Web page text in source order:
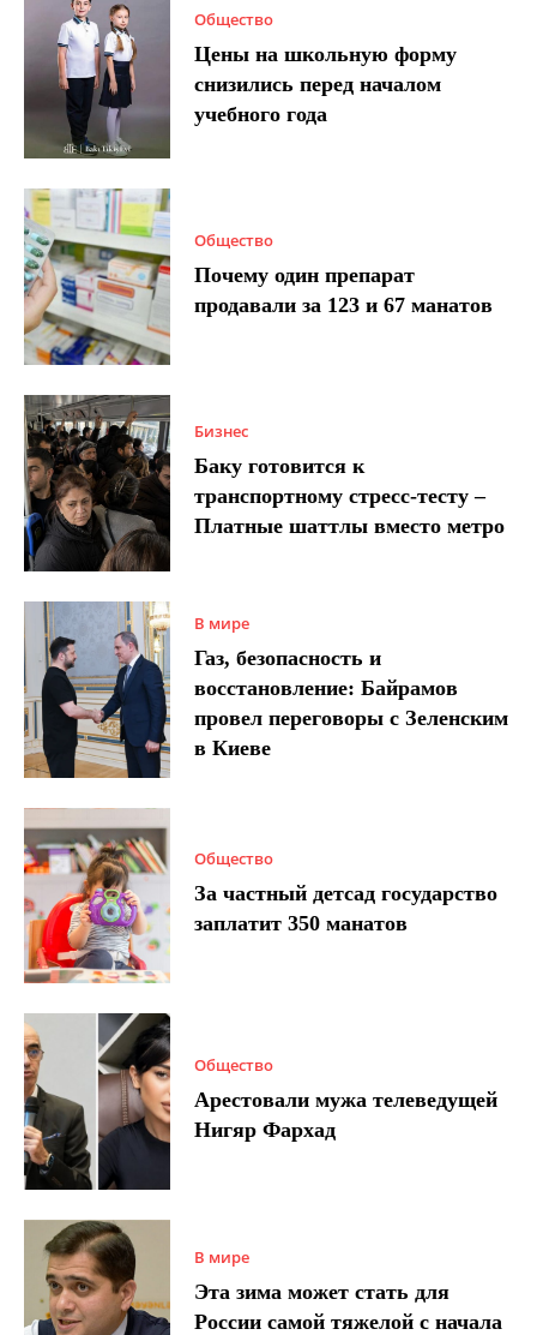
Общество
Цены на школьную форму
снизились перед началом
учебного года
Общество
Почему один препарат
продавали за 123 и 67 манатов
Бизнес
Баку готовится к
транспортному стресс-тесту –
Платные шаттлы вместо метро
В мире
Газ, безопасность и
восстановление: Байрамов
провел переговоры с Зеленским
в Киеве
Общество
За частный детсад государство
заплатит 350 манатов
Общество
Арестовали мужа телеведущей
Нигяр Фархад
В мире
Эта зима может стать для
России самой тяжелой с начала